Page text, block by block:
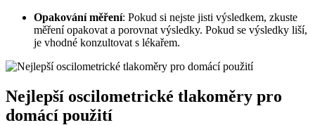
Opakování měření: Pokud si nejste jisti výsledkem, zkuste
měření opakovat a porovnat výsledky. Pokud se výsledky liší,
je vhodné konzultovat s lékařem.
Nejlepší oscilometrické tlakoměry pro
domácí použití